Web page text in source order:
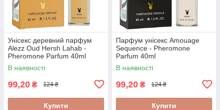
Унісекс деревний парфум
Alezz Oud Hersh Lahab -
Pheromone Parfum 40ml
В наявності
99,20 ₴ 124 ₴
Купити
Парфум унісекс Amouage
Sequence - Pheromone
Parfum 40ml
В наявності
99,20 ₴ 124 ₴
Купити